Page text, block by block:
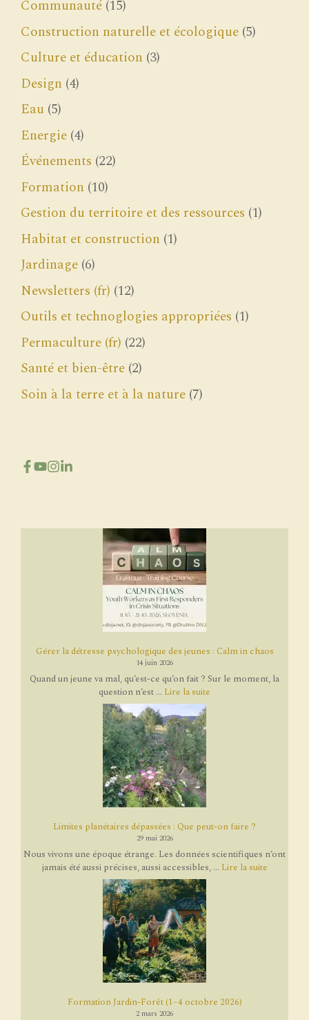
Communauté (15)
Construction naturelle et écologique (5)
Culture et éducation (3)
Design (4)
Eau (5)
Energie (4)
Événements (22)
Formation (10)
Gestion du territoire et des ressources (1)
Habitat et construction (1)
Jardinage (6)
Newsletters (fr) (12)
Outils et technoglogies appropriées (1)
Permaculture (fr) (22)
Santé et bien-être (2)
Soin à la terre et à la nature (7)
Gérer la détresse psychologique des jeunes : Calm in chaos
14 juin 2026
Quand un jeune va mal, qu’est-ce qu’on fait ? Sur le moment, la
question n’est ... Lire la suite
Limites planétaires dépassées : Que peut-on faire ?
29 mai 2026
Nous vivons une époque étrange. Les données scientifiques n’ont
jamais été aussi précises, aussi accessibles, ... Lire la suite
Formation Jardin-Forêt (1–4 octobre 2026)
2 mars 2026